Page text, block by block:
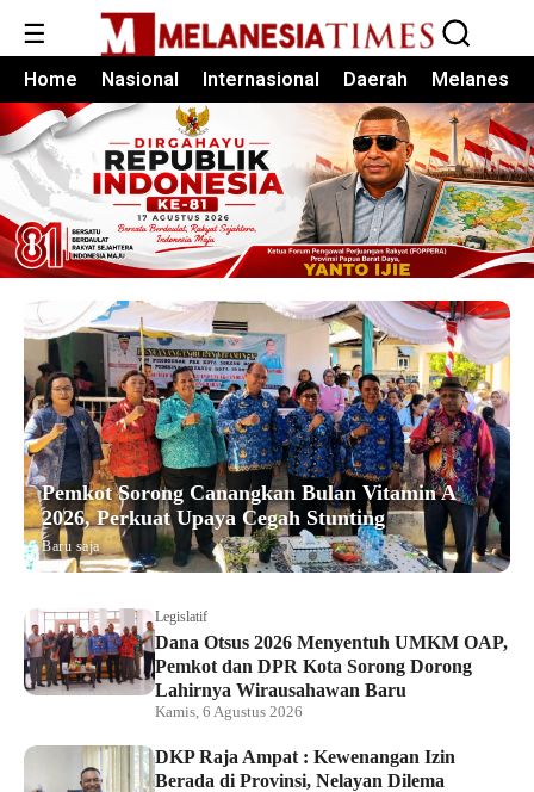
☰
Home Nasional Internasional Daerah Melanesia
Pemkot Sorong Canangkan Bulan Vitamin A
2026, Perkuat Upaya Cegah Stunting
Baru saja
Legislatif
Dana Otsus 2026 Menyentuh UMKM OAP,
Pemkot dan DPR Kota Sorong Dorong
Lahirnya Wirausahawan Baru
Kamis, 6 Agustus 2026
DKP Raja Ampat : Kewenangan Izin
Berada di Provinsi, Nelayan Dilema